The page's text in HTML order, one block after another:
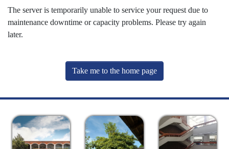
The server is temporarily unable to service your request due to
maintenance downtime or capacity problems. Please try again
later.
Take me to the home page